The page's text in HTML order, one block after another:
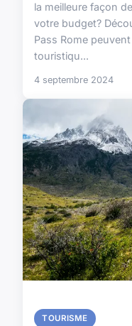
la meilleure façon
votre budget?
Pass Rome
touristiqu...
4 septembre 2024
TOURISME